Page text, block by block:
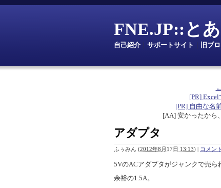
FNE.JP::と
自己紹介 サポートサイト 旧ブ
[PR]
[PR] 自由な名
[AA] 安かったから
アダプタ
ふぅみん (2012年8月17日 13:13) | コメン
5VのACアダプタがジャンクで売ら
余裕の1.5A。